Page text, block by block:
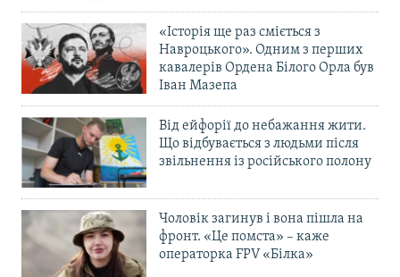
«Історія ще раз сміється з
Навроцького». Одним з перших
кавалерів Ордена Білого Орла був
Іван Мазепа
Від ейфорії до небажання жити.
Що відбувається з людьми після
звільнення із російського полону
Чоловік загинув і вона пішла на
фронт. «Це помста» – каже
операторка FPV «Білка»